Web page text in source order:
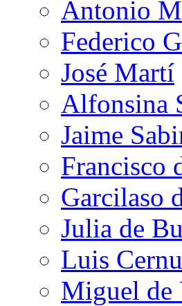
Antonio
Federico
José Martí
Alfonsina
Jaime
Francisco
Garcilaso
Julia de
Luis
Miguel de